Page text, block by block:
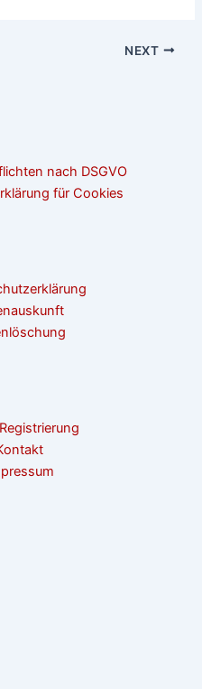
NEXT
nach DSGVO
für Cookies